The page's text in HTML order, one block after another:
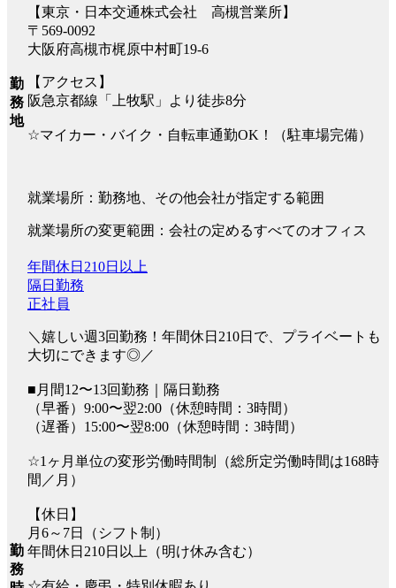
勤
務
地
【東京・日本交通株式会社 高槻営業所】
〒569-0092
大阪府高槻市梶原中村町19-6
【アクセス】
阪急京都線「上牧駅」より徒歩8分
☆マイカー・バイク・自転車通勤OK！（駐車場完備）
就業場所：勤務地、その他会社が指定する範囲
就業場所の変更範囲：会社の定めるすべてのオフィス
勤
務
年間休日210日以上
隔日勤務
正社員
＼嬉しい週3回勤務！年間休日210日で、プライベートも
大切にできます◎／
■月間12〜13回勤務｜隔日勤務
（早番）9:00〜翌2:00（休憩時間：3時間）
（遅番）15:00〜翌8:00（休憩時間：3時間）
☆1ヶ月単位の変形労働時間制（総所定労働時間は168時
間／月）
【休日】
月6～7日（シフト制）
年間休日210日以上（明け休み含む）